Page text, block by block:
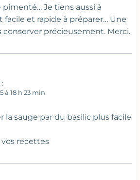
Je tiens aussi à
facile et rapide à préparer… Une
conserver précieusement. Merci.
à 18 h 23 min
la sauge par du basilic plus facile
recettes